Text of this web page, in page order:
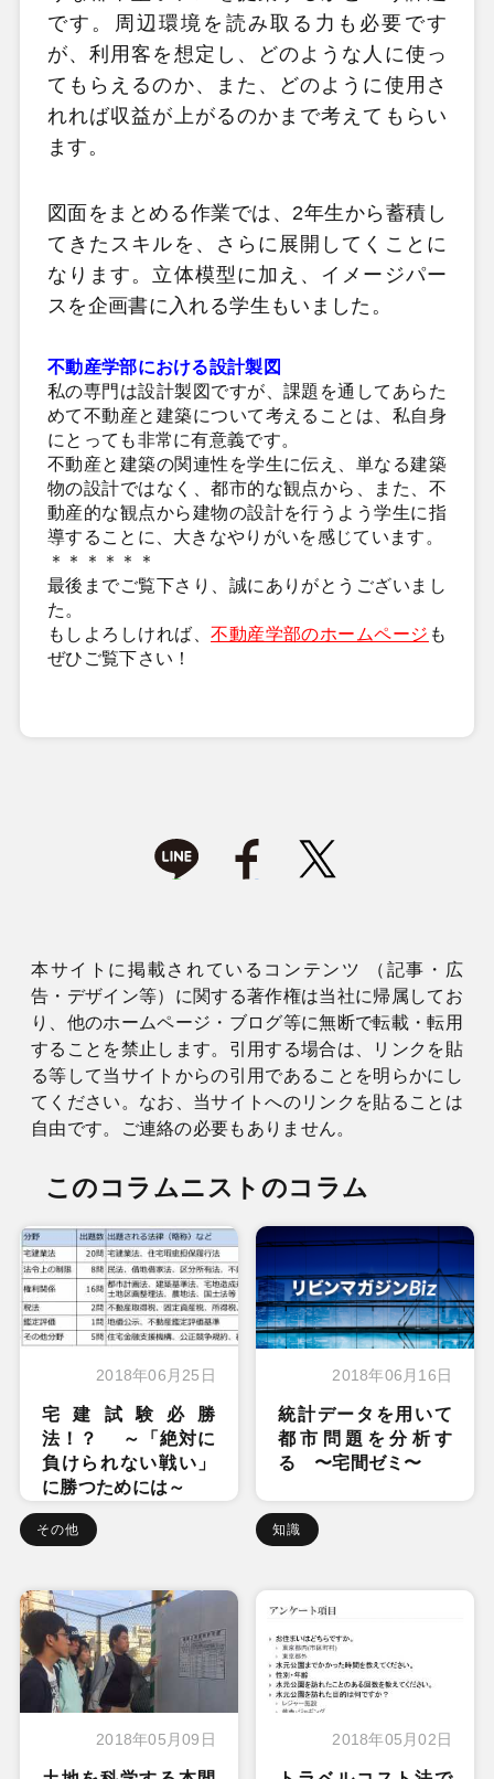
です。周辺環境を読み取る力も必要です
が、利用客を想定し、どのような人に使っ
てもらえるのか、また、どのように使用さ
れれば収益が上がるのかまで考えてもらい
ます。
図面をまとめる作業では、2年生から蓄積し
てきたスキルを、さらに展開してくことに
なります。立体模型に加え、イメージパー
スを企画書に入れる学生もいました。
不動産学部における設計製図
私の専門は設計製図ですが、課題を通してあらた
めて不動産と建築について考えることは、私自身
にとっても非常に有意義です。
不動産と建築の関連性を学生に伝え、単なる建築
物の設計ではなく、都市的な観点から、また、不
動産的な観点から建物の設計を行うよう学生に指
導することに、大きなやりがいを感じています。
＊＊＊＊＊＊
最後までご覧下さり、誠にありがとうございまし
た。
もしよろしければ、不動産学部のホームページ も
ぜひご覧下さい！
本サイトに掲載されているコンテンツ （記事・広
告・デザイン等）に関する著作権は当社に帰属してお
り、他のホームページ・ブログ等に無断で転載・転用
することを禁止します。引用する場合は、リンクを貼
る等して当サイトからの引用であることを明らかにし
てください。なお、当サイトへのリンクを貼ることは
自由です。ご連絡の必要もありません。
このコラムニストのコラム
2018年06月25日
宅建試験必勝
法！？ ～「絶対に
負けられない戦い」
に勝つためには～
その他
2018年06月16日
統計データを用いて
都市問題を分析す
る 〜宅間ゼミ〜
知識
2018年05月09日 2018年05月02日